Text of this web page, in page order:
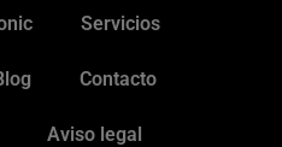
Servicios
Contacto
Aviso legal